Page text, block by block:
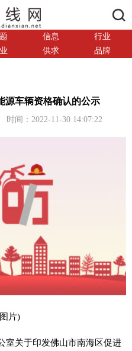
信息
行业
供求 品牌
源车辆资格确认的公示
间：2022-11-30 14:07:22
片)
室关于印发佛山市南海区促进